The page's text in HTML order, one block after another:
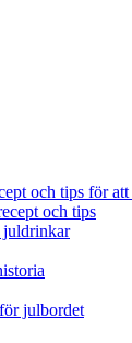
och tips för
och tips
julbordet